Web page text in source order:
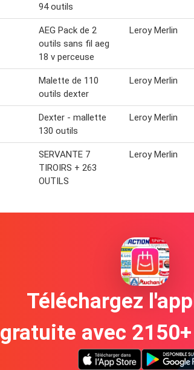
94 outils
AEG Pack de 2
outils sans fil aeg
18 v perceuse
Leroy Merlin
Malette de 110
outils dexter
Leroy Merlin
Dexter - mallette
130 outils
Leroy Merlin
SERVANTE 7
TIROIRS + 263
OUTILS
Leroy Merlin
Téléchargez
gratuite avec